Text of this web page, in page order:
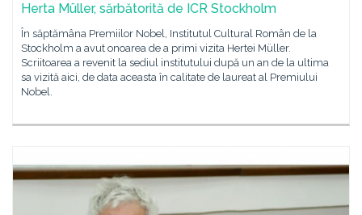
Herta Müller, sărbătorită de ICR Stockholm
În săptămâna Premiilor Nobel, Institutul Cultural Român de la
Stockholm a avut onoarea de a primi vizita Hertei Müller.
Scriitoarea a revenit la sediul institutului după un an de la ultima
sa vizită aici, de data aceasta în calitate de laureat al Premiului
Nobel.